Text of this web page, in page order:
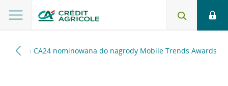
Aplikacja CA24 nominowana do nagrody Mobile Trends Awards